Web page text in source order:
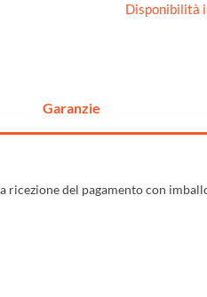
Disponibilità
Garanzie
del pagamento con